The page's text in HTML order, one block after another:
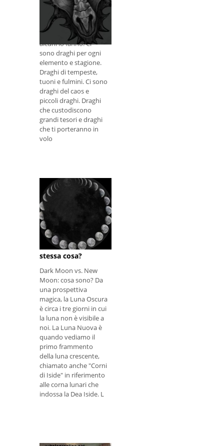
I draghi non sono tutti
uguali Non tutti i
draghi hanno le ali o
respirano il fuoco - e
alcuni lo fanno. Ci
sono draghi per ogni
elemento e stagione.
Draghi di tempeste,
tuoni e fulmini. Ci sono
draghi del caos e
piccoli draghi. Draghi
che custodiscono
grandi tesori e draghi
che ti porteranno in
volo
Dark Moon vs. New
Moon: sono la
stessa cosa?
Dark Moon vs. New
Moon: cosa sono? Da
una prospettiva
magica, la Luna Oscura
è circa i tre giorni in cui
la luna non è visibile a
noi. La Luna Nuova è
quando vediamo il
primo frammento
della luna crescente,
chiamato anche "Corni
di Iside" in riferimento
alle corna lunari che
indossa la Dea Iside. L